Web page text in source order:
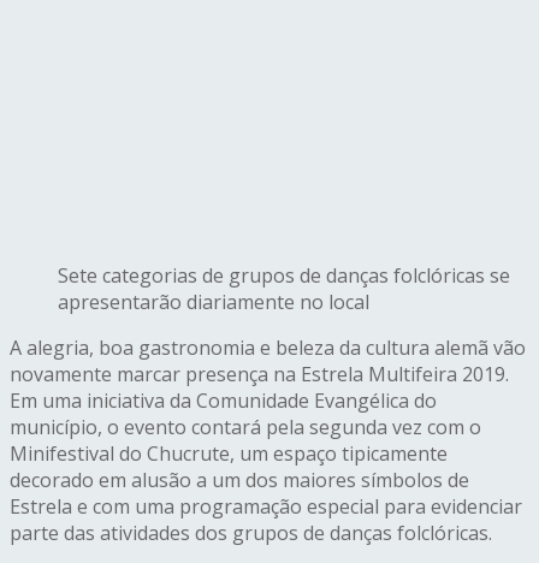
Sete categorias de grupos de danças folclóricas se
apresentarão diariamente no local
A alegria, boa gastronomia e beleza da cultura alemã vão
novamente marcar presença na Estrela Multifeira 2019.
Em uma iniciativa da Comunidade Evangélica do
município, o evento contará pela segunda vez com o
Minifestival do Chucrute, um espaço tipicamente
decorado em alusão a um dos maiores símbolos de
Estrela e com uma programação especial para evidenciar
parte das atividades dos grupos de danças folclóricas.